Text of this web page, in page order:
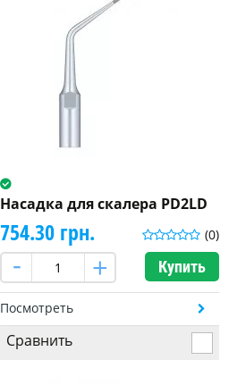
Насадка для скалера PD2LD
(0)
754.30 грн.
Купить
Посмотреть
Сравнить